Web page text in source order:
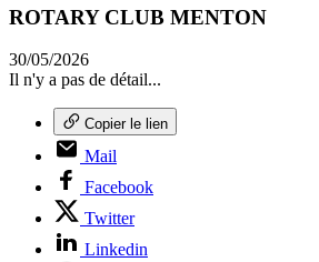
ROTARY CLUB MENTON
30/05/2026
Il n'y a pas de détail...
Copier le lien
Mail
Facebook
Twitter
Linkedin